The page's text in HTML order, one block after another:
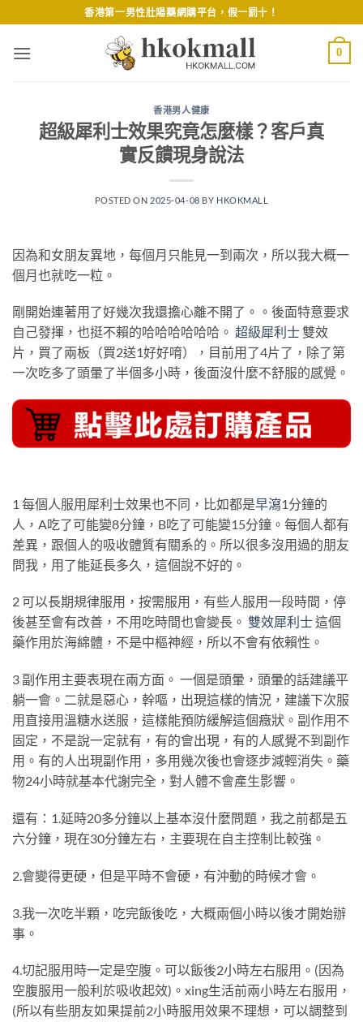
to
content
香港第一男性壯陽藥網購平台，假一罰十！
0
香港男人健康
超級犀利士效果究竟怎麼樣？客戶真
實反饋現身說法
POSTED ON 2025-04-08 BY HKOKMALL
因為和女朋友異地，每個月只能見一到兩次，所以我大概一
個月也就吃一粒。
剛開始連著用了好幾次我還擔心離不開了。。後面特意要求
自己發揮，也挺不賴的哈哈哈哈哈哈。 超級犀利士雙效
片，買了兩板（買2送1好好唷），目前用了4片了，除了第
一次吃多了頭暈了半個多小時，後面沒什麼不舒服的感覺。
1 每個人服用犀利士效果也不同，比如都是早瀉1分鐘的
人，A吃了可能變8分鐘，B吃了可能變15分鐘。每個人都有
差異，跟個人的吸收體質有關系的。所以很多沒用過的朋友
問我，用了能延長多久，這個說不好的。
2 可以長期規律服用，按需服用，有些人服用一段時間，停
後甚至會有改善，不用吃時間也會變長。 雙效犀利士這個
藥作用於海綿體，不是中樞神經，所以不會有依賴性。
3 副作用主要表現在兩方面。 一個是頭暈，頭暈的話建議平
躺一會。二就是惡心，幹嘔，出現這樣的情況，建議下次服
用直接用溫糖水送服，這樣能預防緩解這個癥狀。副作用不
固定，不是說一定就有，有的會出現，有的人感覺不到副作
用。有的人出現副作用，多用幾次後也會逐步減輕消失。藥
物24小時就基本代謝完全，對人體不會產生影響。
還有：1.延時20多分鐘以上基本沒什麼問題，我之前都是五
六分鐘，現在30分鐘左右，主要現在自主控制比較強。
2.會變得更硬，但是平時不會硬，有沖動的時候才會。
3.我一次吃半顆，吃完飯後吃，大概兩個小時以後才開始辦
事。
4.切記服用時一定是空腹。可以飯後2小時左右服用。(因為
空腹服用一般利於吸收起效)。xing生活前兩小時左右服用，
(所以有些朋友如果提前2小時服用效果不理想，可以調整到